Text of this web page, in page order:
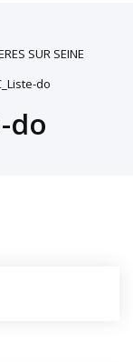
SUR SEINE
do
do